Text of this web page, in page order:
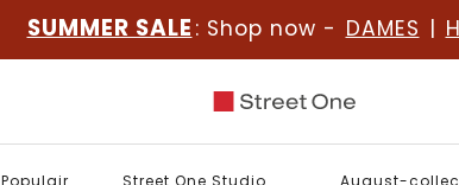
SUMMER SALE : Shop now - DAMES |
Populair Street One Studio August-